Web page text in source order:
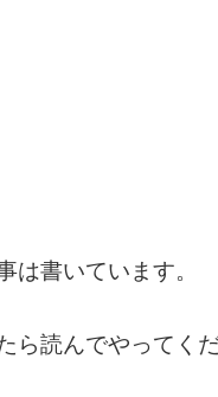
書いています。
読んでやってくだ